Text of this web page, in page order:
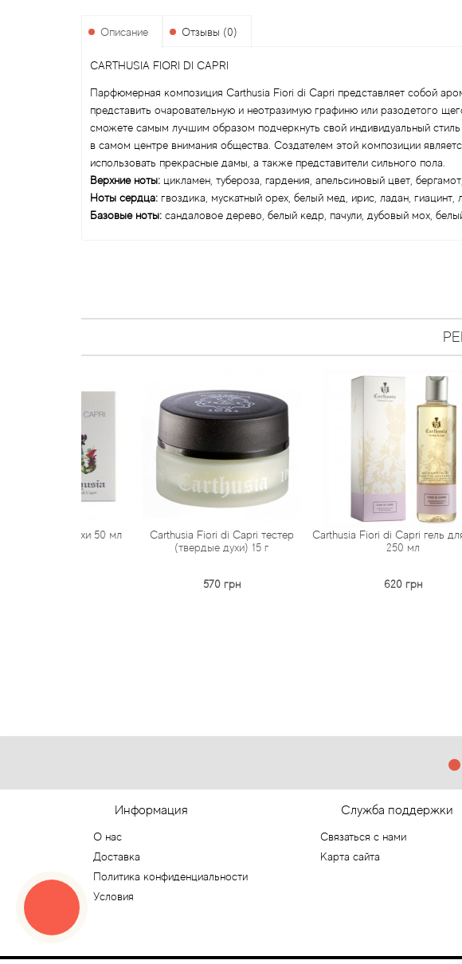
Описание Отзывы (0)
CARTHUSIA FIORI DI CAPRI
Парфюмерная композиция Carthusia Fiori di Capri представляет собой
представить очаровательную и неотразимую графиню или разодетого
сможете самым лучшим образом подчеркнуть свой индивидуальный
в самом центре внимания общества. Создателем этой композиции
использовать прекрасные дамы, а также представители сильного пола.
Верхние ноты: цикламен, тубероза, гардения, апельсиновый цвет,
Ноты сердца: гвоздика, мускатный орех, белый мед, ирис, ладан, гиацинт,
Базовые ноты: сандаловое дерево, белый кедр, пачули, дубовый мох,
Carthusia Fiori di Capri тестер
(твердые духи) 15 г
Carthusia Fiori di Capri гель для душа
Информация
О нас
Доставка
Политика конфиденциальности
Условия
Служба поддержки
Связаться с нами
Карта сайта